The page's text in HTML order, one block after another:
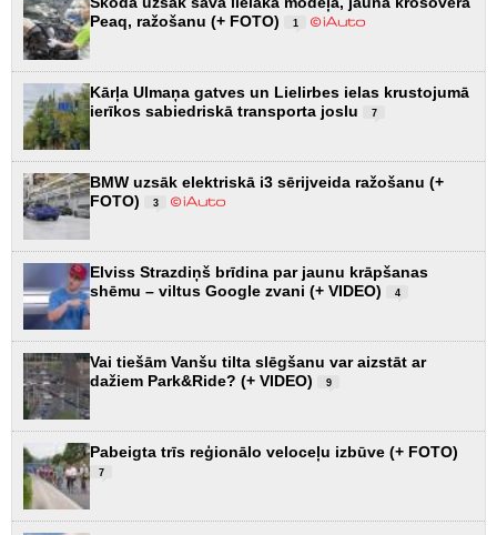
Peaq, ražošanu (+ FOTO)
1
Kārļa Ulmaņa gatves un Lielirbes ielas krustojumā
ierīkos sabiedriskā transporta joslu
7
BMW uzsāk elektriskā i3 sērijveida ražošanu (+
FOTO)
3
Elviss Strazdiņš brīdina par jaunu krāpšanas
shēmu – viltus Google zvani (+ VIDEO)
4
Vai tiešām Vanšu tilta slēgšanu var aizstāt ar
dažiem Park&Ride? (+ VIDEO)
9
Pabeigta trīs reģionālo veloceļu izbūve (+ FOTO)
7